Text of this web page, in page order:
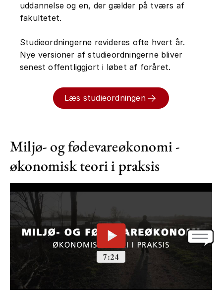
uddannelse og en, der gælder på tværs af
fakultetet.
Studieordningerne revideres ofte hvert år.
Nye versioner af studieordningerne bliver
senest offentliggjort i løbet af foråret.
Læs studieordningen
Miljø- og fødevareøkonomi -
økonomisk teori i praksis